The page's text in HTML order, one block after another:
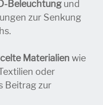
Beleuchtung und
zur Senkung
Materialien wie
oder
Beitrag zur